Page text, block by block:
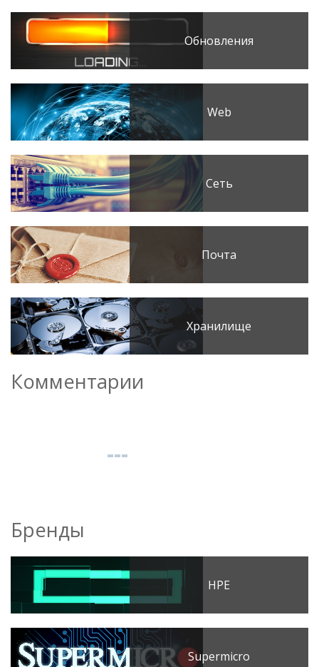
Обновления
Web
Сеть
Почта
Хранилище
Комментарии
Бренды
HPE
Supermicro